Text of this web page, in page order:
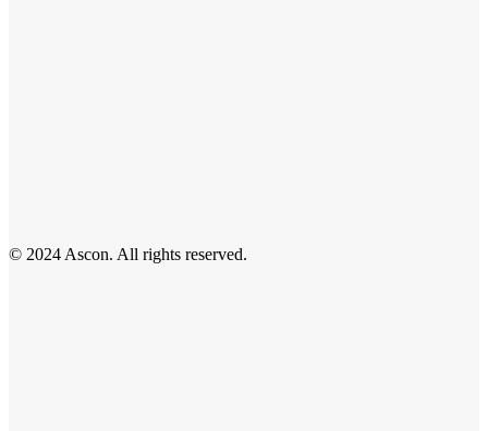
© 2024 Ascon. All rights reserved.